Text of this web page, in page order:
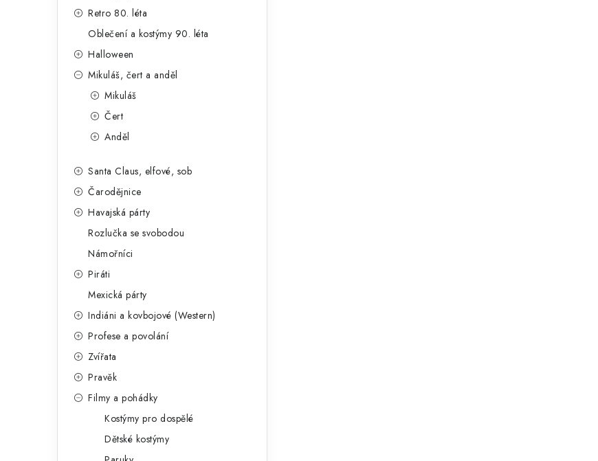
Retro 80. léta
Oblečení a kostýmy 90. léta
Halloween
Mikuláš, čert a anděl
Mikuláš
Čert
Anděl
Santa Claus, elfové, sob
Čarodějnice
Havajská párty
Rozlučka se svobodou
Námořníci
Piráti
Mexická párty
Indiáni a kovbojové (Western)
Profese a povolání
Zvířata
Pravěk
Filmy a pohádky
Kostýmy pro dospělé
Dětské kostýmy